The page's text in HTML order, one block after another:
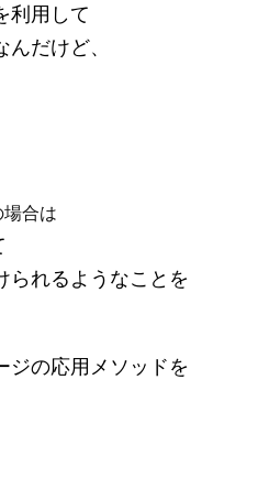
利用して
だけど、
合は
られるようなことを
ジの応用メソッドを